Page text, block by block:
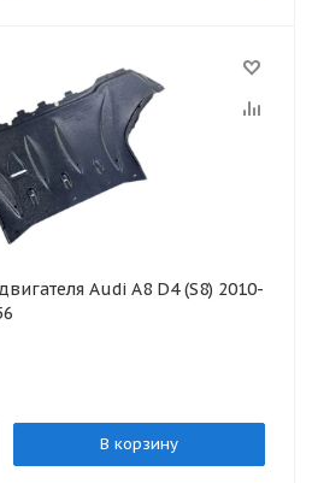
Audi A8 D4 (S8) 2010-
В корзину